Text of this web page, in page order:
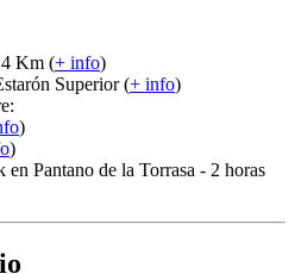
Km (+ info)
Superior (+ info)
)
)
Pantano de la Torrasa - 2 horas